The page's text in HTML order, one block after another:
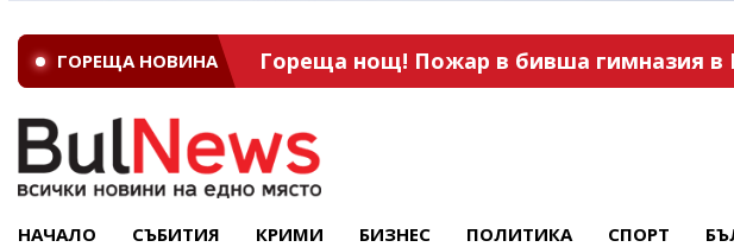
ГОРЕЩА НОВИНА Гореща нощ! Пожар в бивша гимназия в
НАЧАЛО СЪБИТИЯ КРИМИ БИЗНЕС ПОЛИТИКА СПОРТ